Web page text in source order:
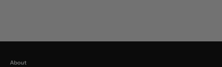
About